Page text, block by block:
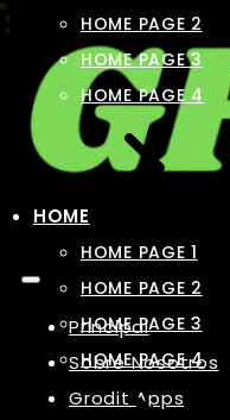
Principal
Sobre Nosotros
Grodit Apps
HOME PAGE 2
HOME PAGE 3
HOME PAGE 4
HOME
HOME PAGE 1
HOME PAGE 2
HOME PAGE 3
HOME PAGE 4